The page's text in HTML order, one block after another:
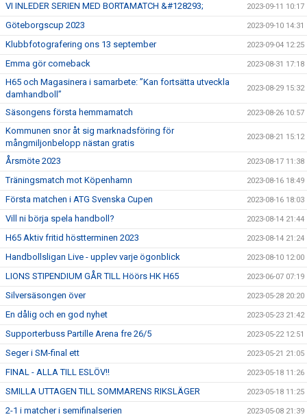
VI INLEDER SERIEN MED BORTAMATCH &#128293; 2023-09-11 10:17
Göteborgscup 2023 2023-09-10 14:31
Klubbfotografering ons 13 september 2023-09-04 12:25
Emma gör comeback 2023-08-31 17:18
H65 och Magasinera i samarbete: ”Kan fortsätta utveckla
damhandboll”
2023-08-29 15:32
Säsongens första hemmamatch 2023-08-26 10:57
Kommunen snor åt sig marknadsföring för
mångmiljonbelopp nästan gratis
2023-08-21 15:12
Årsmöte 2023 2023-08-17 11:38
Träningsmatch mot Köpenhamn 2023-08-16 18:49
Första matchen i ATG Svenska Cupen 2023-08-16 18:03
Vill ni börja spela handboll? 2023-08-14 21:44
H65 Aktiv fritid höstterminen 2023 2023-08-14 21:24
Handbollsligan Live - upplev varje ögonblick 2023-08-10 12:00
LIONS STIPENDIUM GÅR TILL Höörs HK H65 2023-06-07 07:19
Silversäsongen över 2023-05-28 20:20
En dålig och en god nyhet 2023-05-23 21:42
Supporterbuss Partille Arena fre 26/5 2023-05-22 12:51
Seger i SM-final ett 2023-05-21 21:05
FINAL - ALLA TILL ESLÖV!! 2023-05-18 11:26
SMILLA UTTAGEN TILL SOMMARENS RIKSLÄGER 2023-05-18 11:25
2-1 i matcher i semifinalserien 2023-05-08 21:39